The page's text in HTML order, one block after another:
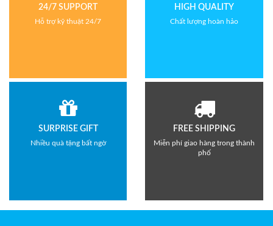
24/7 SUPPORT
Hỗ trợ kỹ thuật 24/7
HIGH QUALITY
Chất lượng hoàn hảo
SURPRISE GIFT
Nhiều quà tặng bất ngờ
FREE SHIPPING
Miễn phí giao hàng trong thành
phố